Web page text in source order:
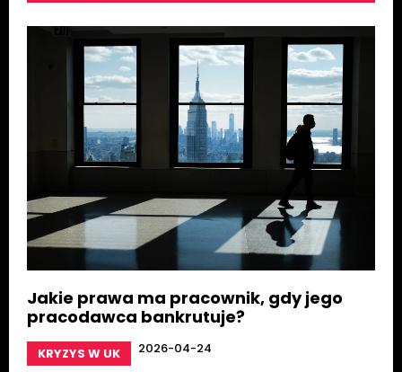
Jakie prawa ma pracownik, gdy jego
pracodawca bankrutuje?
KRYZYS W UK 2026-04-24